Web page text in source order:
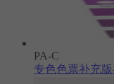
PA-C
专色色票补充